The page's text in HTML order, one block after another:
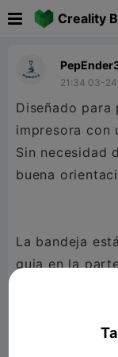
Creality
21:34 03-24
Diseñado
impresora con
Sin necesidad
buena
La bandeja
guia en la
primero las
pegamento ni